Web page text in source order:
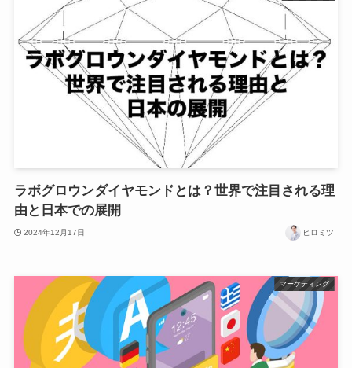
ラボグロウンダイヤモンドとは？世界で注目される理
由と日本での展開
2024年12月17日 ヒロミツ
マーケティング